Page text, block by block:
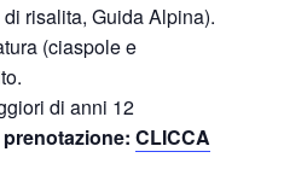
risalita, Guida Alpina).
(ciaspole e
di anni 12
: CLICCA